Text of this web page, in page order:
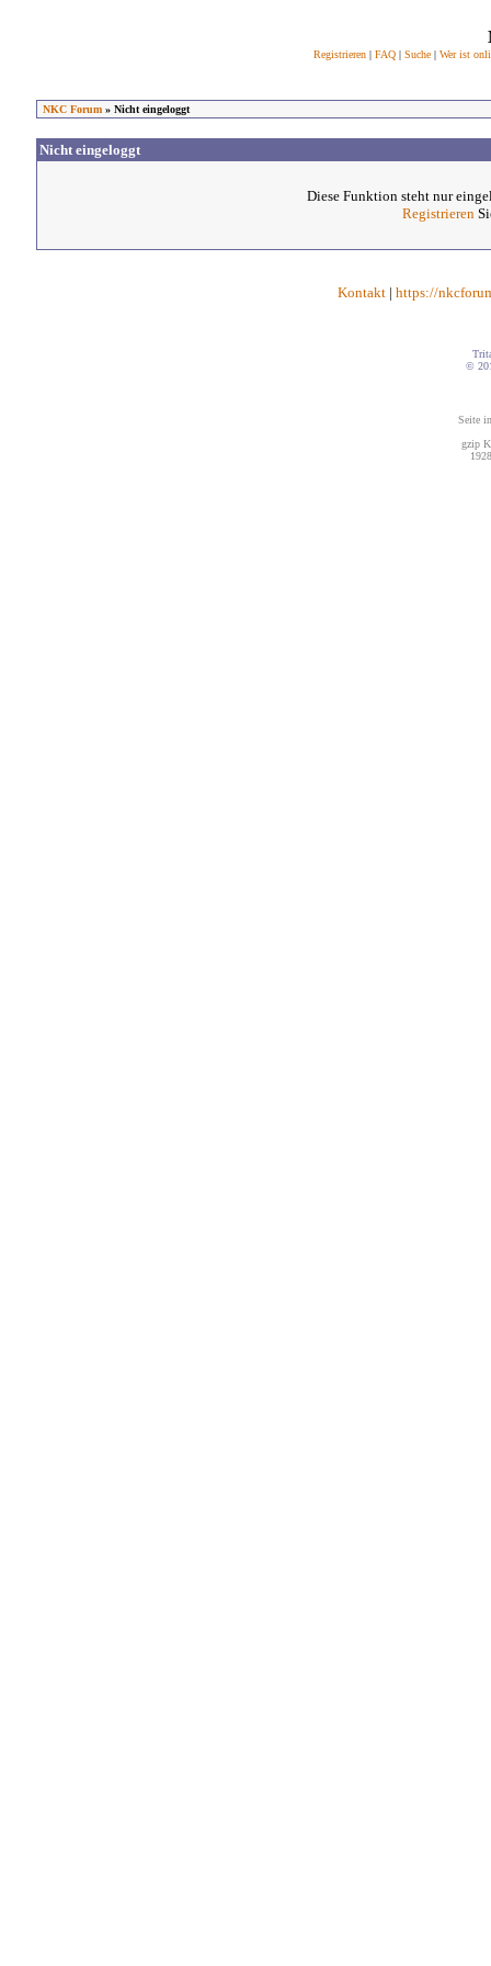
Registrieren| FAQ| Suche| Wer ist
NKC Forum» Nicht eingeloggt
Nicht eingeloggt
Diese Funktion steht nur
Registrieren
Kontakt | https://
©
Seite
gzip